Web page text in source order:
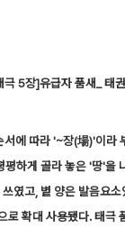
극 5장]유급자 품새_ 태
서에 따라 '~장(場)'이라
평하게 골라 놓은 '땅'을
였고, 볕 양은 발음요
로 확대 사용됐다. 태극